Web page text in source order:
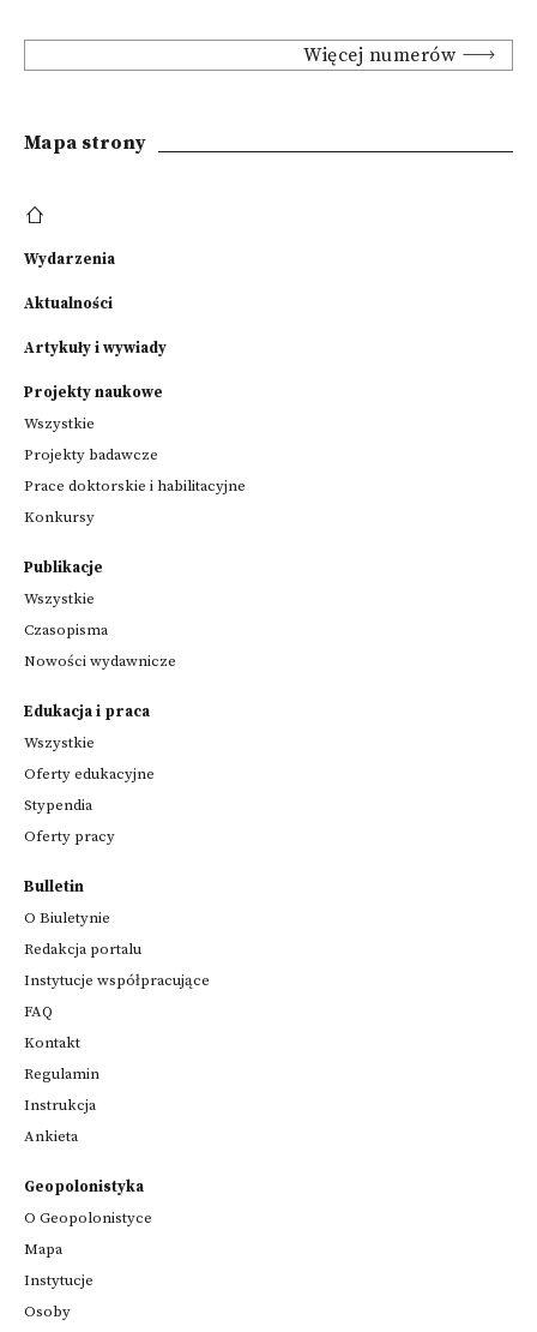
Więcej numerów
Mapa strony
Wydarzenia
Aktualności
Artykuły i wywiady
Projekty naukowe
Wszystkie
Projekty badawcze
Prace doktorskie i habilitacyjne
Konkursy
Publikacje
Wszystkie
Czasopisma
Nowości wydawnicze
Edukacja i praca
Wszystkie
Oferty edukacyjne
Stypendia
Oferty pracy
Bulletin
O Biuletynie
Redakcja portalu
Instytucje współpracujące
FAQ
Kontakt
Regulamin
Instrukcja
Ankieta
Geopolonistyka
O Geopolonistyce
Mapa
Instytucje
Osoby